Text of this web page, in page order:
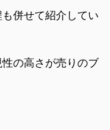
併せて紹介してい
の高さが売りのブ